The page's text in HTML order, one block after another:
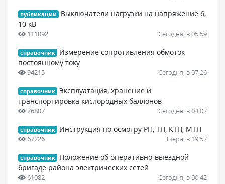
публикации
Выключатели нагрузки на напряжение 6,
10 кВ
111092 Сегодня, в 05:59
справочник
Измерение сопротивления обмоток
постоянному току
94215 Сегодня, в 07:26
справочник Эксплуатация, хранение и
транспортировка кислородных баллонов
76807 Сегодня, в 04:07
справочник Инструкция по осмотру РП, ТП, КТП, МТП
67226 Вчера, в 19:57
справочник
Положение об оперативно-выездной
бригаде района электрических сетей
61082 Сегодня, в 00:42